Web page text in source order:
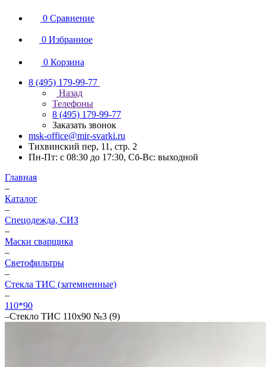
0 Сравнение
0 Избранное
0 Корзина
8 (495) 179-99-77
Назад
Телефоны
8 (495) 179-99-77
Заказать звонок
msk-office@mir-svarki.ru
Тихвинский пер, 11, стр. 2
Пн-Пт: с 08:30 до 17:30, Сб-Вс: выходной
Главная
–
Каталог
–
Спецодежда, СИЗ
–
Маски сварщика
–
Светофильтры
–
Стекла ТИС (затемненные)
–
110*90
–Стекло ТИС 110х90 №3 (9)